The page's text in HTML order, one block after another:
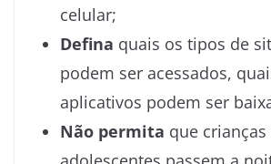
celular;
Defina quais os tipos de
podem ser acessados,
aplicativos podem ser
Não permita que crianças